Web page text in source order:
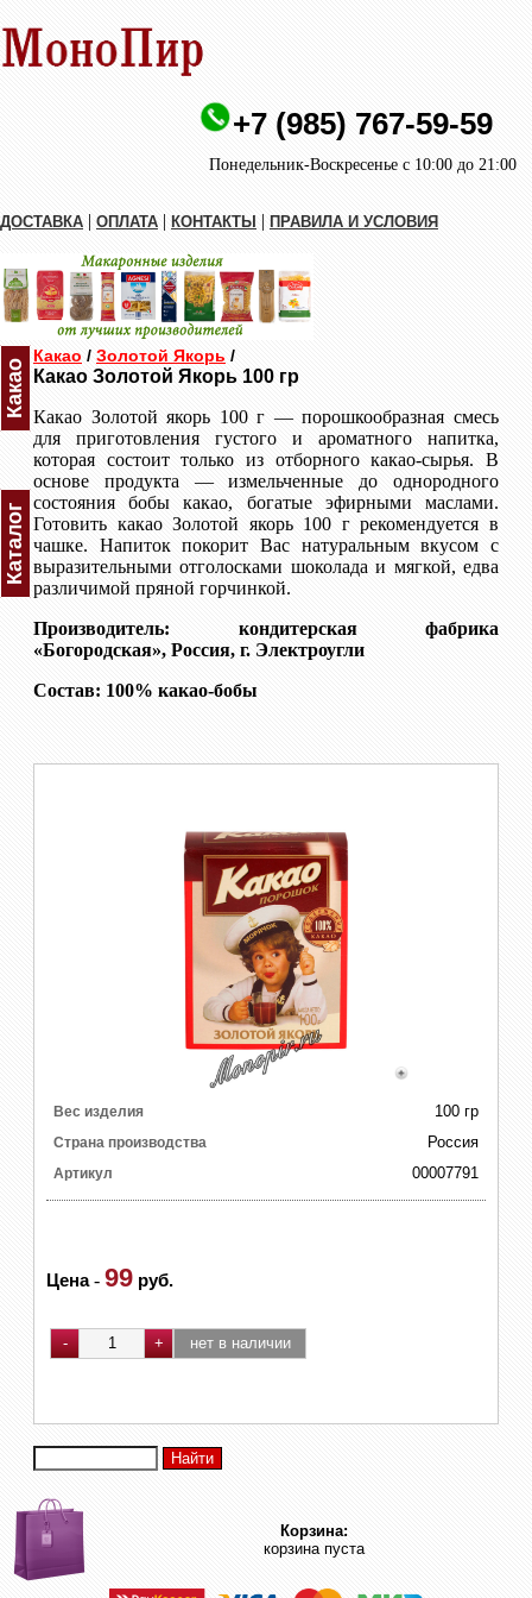
+7 (985) 767-59-59
Понедельник-Воскресенье с 10:00 до 21:00
ДОСТАВКА | ОПЛАТА | КОНТАКТЫ | ПРАВИЛА И УСЛОВИЯ
Какао
Каталог
Какао / Золотой Якорь /
Какао Золотой Якорь 100 гр
Какао Золотой якорь 100 г — порошкообразная смесь
для приготовления густого и ароматного напитка,
которая состоит только из отборного какао-сырья. В
основе продукта — измельченные до однородного
состояния бобы какао, богатые эфирными маслами.
Готовить какао Золотой якорь 100 г рекомендуется в
чашке. Напиток покорит Вас натуральным вкусом с
выразительными отголосками шоколада и мягкой, едва
различимой пряной горчинкой.
Производитель: кондитерская фабрика
«Богородская», Россия, г. Электроугли
Состав: 100% какао-бобы
Вес изделия 100 гр
Страна производства Россия
Артикул 00007791
Цена- 99 руб.
Корзина:
корзина пуста